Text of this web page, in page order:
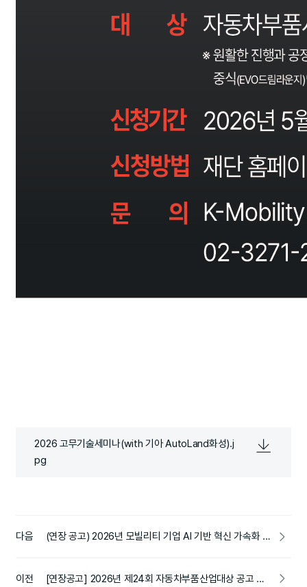
2026 고무기술세미나(with 기아 AutoLand화성).j
pg
다음 (연장 공고) 2026년 모빌리티 기업 AI 기반 혁신 가속화 지원사업(서울대 산학단 운영)
이전 [연장공고] 2026년 제24회 자동차부품산업대상 공고 안내